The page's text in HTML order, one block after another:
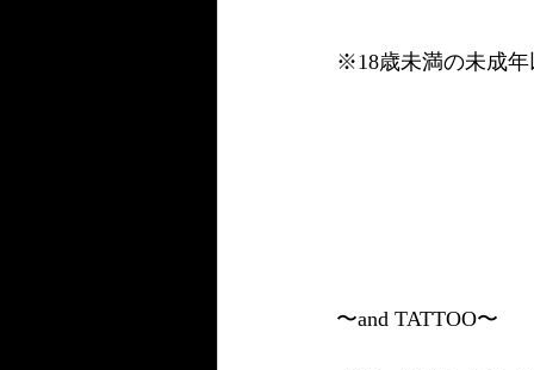
※18歳未満の未成
〜and TATTOO〜